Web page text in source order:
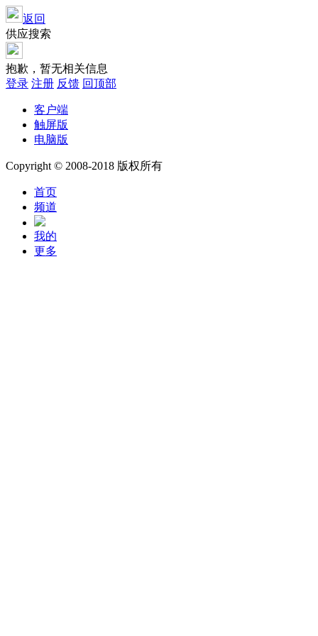
返回
供应搜索
抱歉，暂无相关信息
登录 注册 反馈 回顶部
客户端
触屏版
电脑版
Copyright © 2008-2018 版权所有
首页
频道
我的
更多